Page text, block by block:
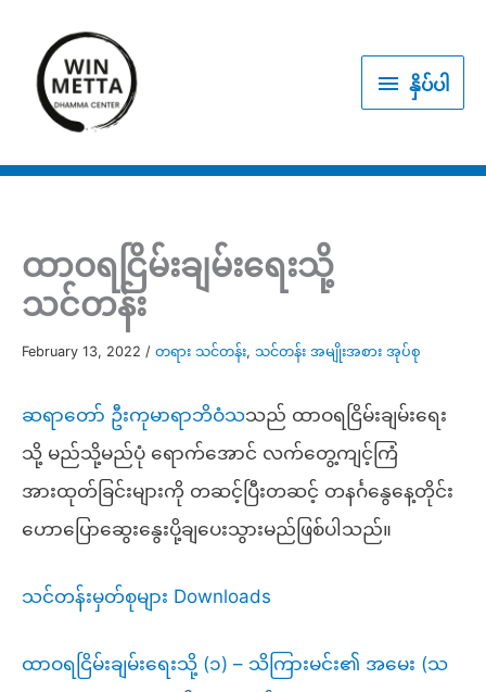
content
နှိပ် နှိပ်ပါ
ထာဝရငြိမ်းချမ်းရေးသို့
သင်တန်း
February 13, 2022 / တရား သင်တန်း, သင်တန်း အမျိုးအစား အုပ်စု
ဆရာတော် ဦးကုမာရာဘိဝံသသည် ထာဝရငြိမ်းချမ်းရေး
သို့ မည်သို့မည်ပုံ ရောက်အောင် လက်တွေ့ကျင့်ကြံ
အားထုတ်ခြင်းများကို တဆင့်ပြီးတဆင့် တနင်္ဂနွေနေ့တိုင်း
ဟောပြောဆွေးနွေးပို့ချပေးသွားမည်ဖြစ်ပါသည်။
သင်တန်းမှတ်စုများ Downloads
ထာဝရငြိမ်းချမ်းရေးသို့ (၁) – သိကြားမင်း၏ အမေး (သ